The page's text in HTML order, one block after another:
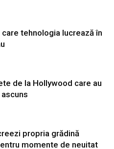
tehnologia lucrează în
de la Hollywood care au
propria grădină
momente de neuitat